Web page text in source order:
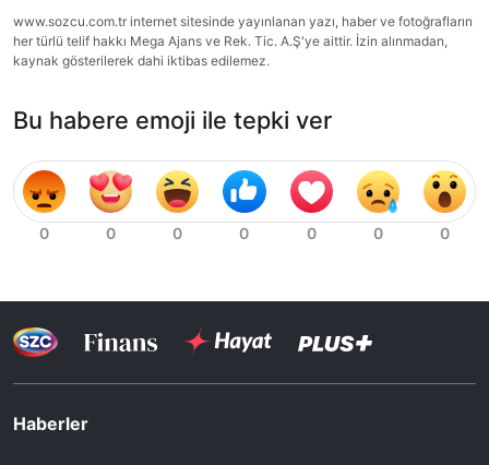
www.sozcu.com.tr internet sitesinde yayınlanan yazı, haber ve fotoğrafların
her türlü telif hakkı Mega Ajans ve Rek. Tic. A.Ş'ye aittir. İzin alınmadan,
kaynak gösterilerek dahi iktibas edilemez.
Bu habere emoji ile tepki ver
Haberler